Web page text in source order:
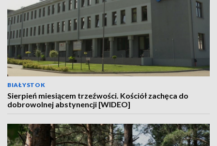
BIAŁYSTOK
Sierpień miesiącem trzeźwości. Kościół zachęca do
dobrowolnej abstynencji [WIDEO]